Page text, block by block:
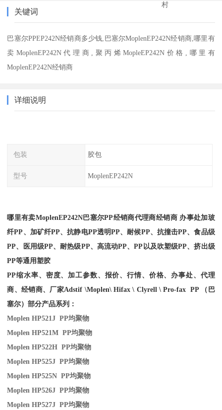
村
关键词
巴塞尔PPEP242N经销商多少钱,巴塞尔MoplenEP242N经销商,哪里有
卖MoplenEP242N代理商,聚丙烯MopleEP242N价格,哪里有
MoplenEP242N经销商
详细说明
包装 胶包
型号 MoplenEP242N
哪里有卖MoplenEP242N巴塞尔PP经销商代理商经销商 办事处加玻
纤PP、加矿纤PP、抗静电PP透明PP、耐候PP、抗撞击PP、食品级
PP、医用级PP、耐热级PP、高流动PP、PP以及吹塑级PP、挤出级
PP等通用塑胶
PP缩水率、密度、加工参数、报价、行情、价格、办事处、代理
商、经销商、厂家Adstif \Moplen\ Hifax \ Clyrell \ Pro-fax PP （巴
塞尔）部分产品系列：
Moplen HP521J PP均聚物
Moplen HP521M PP均聚物
Moplen HP522H PP均聚物
Moplen HP525J PP均聚物
Moplen HP525N PP均聚物
Moplen HP526J PP均聚物
Moplen HP527J PP均聚物